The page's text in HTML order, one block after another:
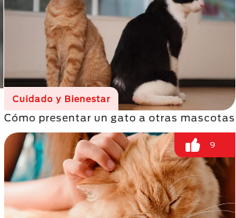
Cuidado y Bienestar
Cómo presentar un gato a otras mascotas
9